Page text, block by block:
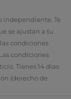
independiente. Te
se ajustan a tu
condiciones
condiciones
Tienes 14 días
(derecho de